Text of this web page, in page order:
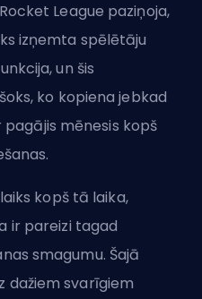
League paziņoja,
izņemta spēlētāju
un šis
ko kopiena jebkad
pagājis mēnesis kopš
kopš tā laika,
ir pareizi tagad
smagumu. Šajā
dažiem svarīgiem